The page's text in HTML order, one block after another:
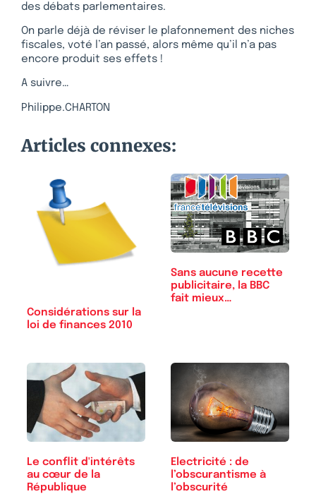
des débats parlementaires.
On parle déjà de réviser le plafonnement des niches
fiscales, voté l’an passé, alors même qu’il n’a pas
encore produit ses effets !
A suivre…
Philippe.CHARTON
Articles connexes:
Considérations sur la
loi de finances 2010
Sans aucune recette
publicitaire, la BBC
fait mieux…
Le conflit d'intérêts
au cœur de la
République
Electricité : de
l’obscurantisme à
l’obscurité